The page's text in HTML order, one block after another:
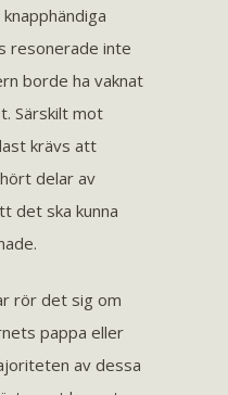
resonerade inte
borde ha vaknat
Särskilt mot
krävs att
delar av
det ska kunna
rör det sig om
pappa eller
av dessa